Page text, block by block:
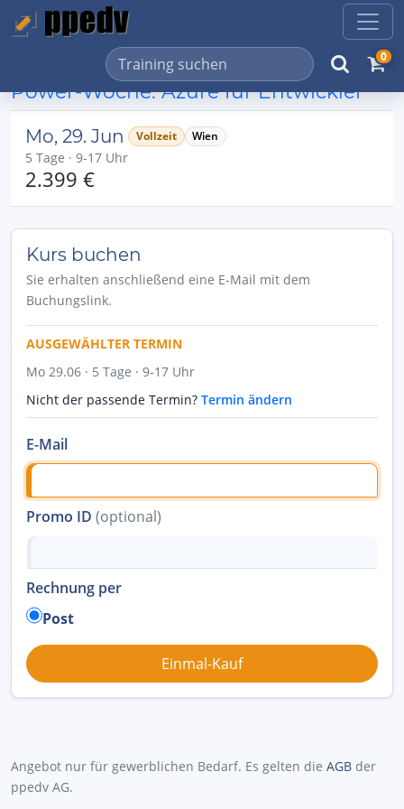
0
Power-Woche: Azure für Entwickler
Mo, 29. Jun Vollzeit Wien
5 Tage · 9-17 Uhr
2.399 €
Kurs buchen
Sie erhalten anschließend eine E-Mail mit dem
Buchungslink.
AUSGEWÄHLTER TERMIN
Mo 29.06 · 5 Tage · 9-17 Uhr
Nicht der passende Termin? Termin ändern
E-Mail
Promo ID (optional)
Rechnung per
Post
Angebot nur für gewerblichen Bedarf. Es gelten die AGB der
ppedv AG.